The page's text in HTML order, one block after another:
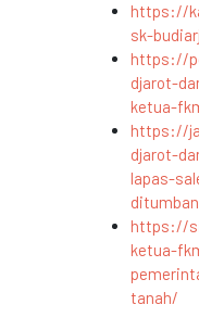
https://
sk-
https://
djarot-
ketua-
https://
djarot-
lapas-
https://
ketua-
tanah/